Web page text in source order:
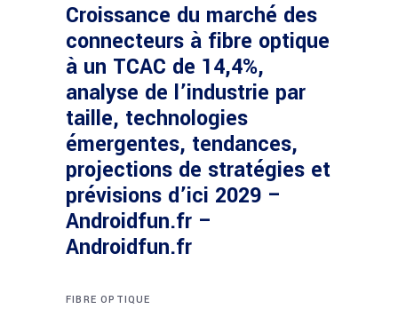
Croissance du marché des
connecteurs à fibre optique
à un TCAC de 14,4%,
analyse de l’industrie par
taille, technologies
émergentes, tendances,
projections de stratégies et
prévisions d’ici 2029 –
Androidfun.fr –
Androidfun.fr
FIBRE OPTIQUE